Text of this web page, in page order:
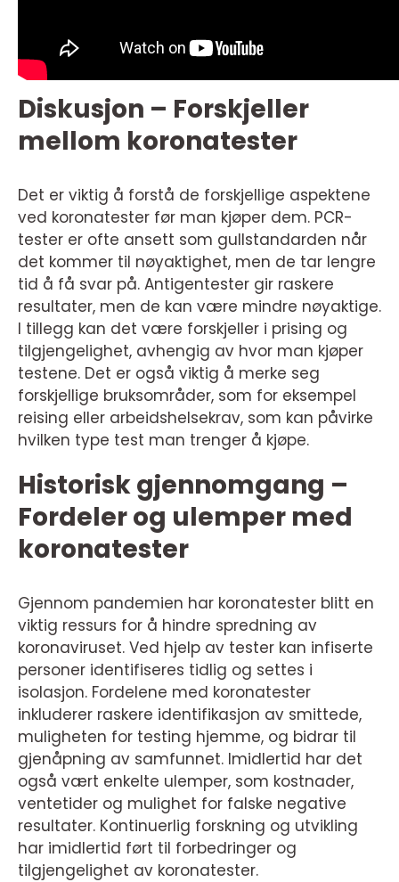
Diskusjon – Forskjeller
mellom koronatester
Det er viktig å forstå de forskjellige aspektene
ved koronatester før man kjøper dem. PCR-
tester er ofte ansett som gullstandarden når
det kommer til nøyaktighet, men de tar lengre
tid å få svar på. Antigentester gir raskere
resultater, men de kan være mindre nøyaktige.
I tillegg kan det være forskjeller i prising og
tilgjengelighet, avhengig av hvor man kjøper
testene. Det er også viktig å merke seg
forskjellige bruksområder, som for eksempel
reising eller arbeidshelsekrav, som kan påvirke
hvilken type test man trenger å kjøpe.
Historisk gjennomgang –
Fordeler og ulemper med
koronatester
Gjennom pandemien har koronatester blitt en
viktig ressurs for å hindre spredning av
koronaviruset. Ved hjelp av tester kan infiserte
personer identifiseres tidlig og settes i
isolasjon. Fordelene med koronatester
inkluderer raskere identifikasjon av smittede,
muligheten for testing hjemme, og bidrar til
gjenåpning av samfunnet. Imidlertid har det
også vært enkelte ulemper, som kostnader,
ventetider og mulighet for falske negative
resultater. Kontinuerlig forskning og utvikling
har imidlertid ført til forbedringer og
tilgjengelighet av koronatester.